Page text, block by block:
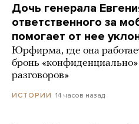
Дочь генерала
ответственного за
помогает от нее
Юрфирма, где она
бронь
разговоров»
ИСТОРИИ 14 часов назад